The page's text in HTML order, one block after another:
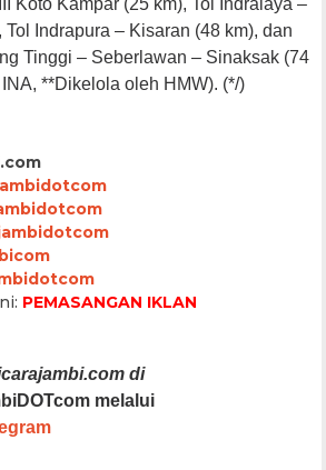
Koto Kampar (25 km), Tol Indralaya –
Tol Indrapura – Kisaran (48 km), dan
Tinggi – Seberlawan – Sinaksak (74
**Dikelola oleh HMW). (*/)
PEMASANGAN IKLAN
di
melalui